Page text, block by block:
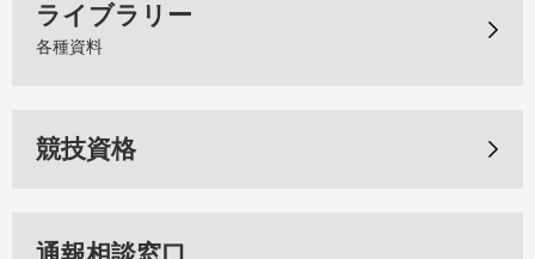
ライブラリー
各種資料
競技資格